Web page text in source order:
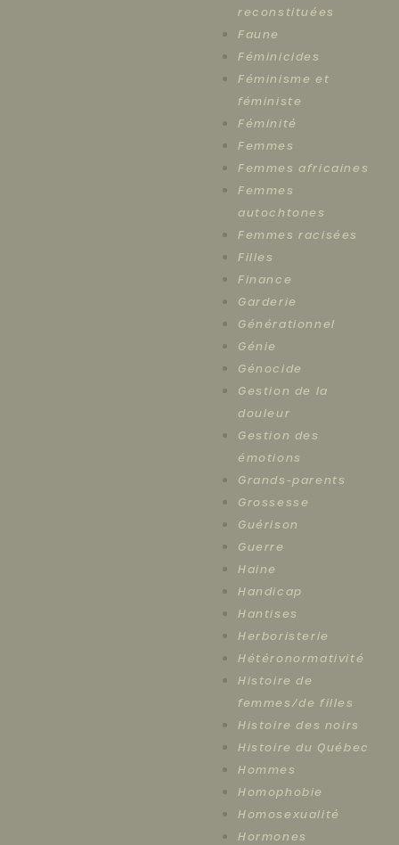
reconstituées
Faune
Féminicides
Féminisme et
féministe
Féminité
Femmes
Femmes africaines
Femmes
autochtones
Femmes racisées
Filles
Finance
Garderie
Générationnel
Génie
Génocide
Gestion de la
douleur
Gestion des
émotions
Grands-parents
Grossesse
Guérison
Guerre
Haine
Handicap
Hantises
Herboristerie
Hétéronormativité
Histoire de
femmes/de filles
Histoire des noirs
Histoire du Québec
Hommes
Homophobie
Homosexualité
Hormones